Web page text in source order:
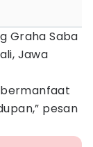
Graha Saba
Jawa
pesan